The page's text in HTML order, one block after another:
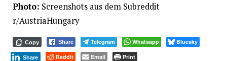
Photo: Screenshots aus dem Subreddit
r/AustriaHungary
Copy Share Telegram Whatsapp Bluesky
Share Reddit Email Print